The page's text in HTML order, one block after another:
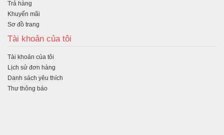
Trả hàng
Khuyến mãi
Sơ đồ trang
Tài khoản của tôi
Tài khoản của tôi
Lịch sử đơn hàng
Danh sách yêu thích
Thư thông báo